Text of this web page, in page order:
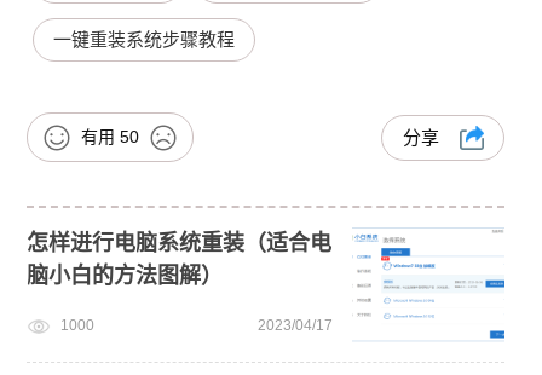
一键重装系统步骤教程
有用 50 分享
怎样进行电脑系统重装（适合电
脑小白的方法图解）
1000 2023/04/17